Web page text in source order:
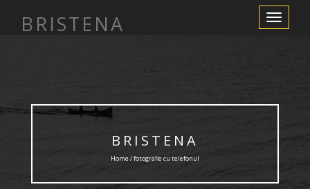
Toggle
Navigation
BRISTENA
BRISTENA
Home / fotografie cu telefonul